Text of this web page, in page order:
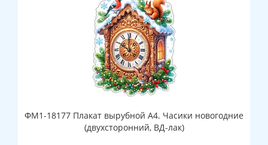
ФМ1-18177 Плакат вырубной А4. Часики новогодние
(двухсторонний, ВД-лак)